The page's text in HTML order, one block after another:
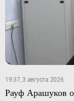
19:37, 3 августа 2026
Рауф Арашуков